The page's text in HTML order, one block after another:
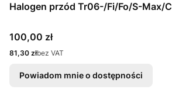
Halogen przód Tr06-/Fi/Fo/S-Max/
Cena
100,00 zł
Cena
81,30 złbez VAT
Powiadom mnie o dostępności